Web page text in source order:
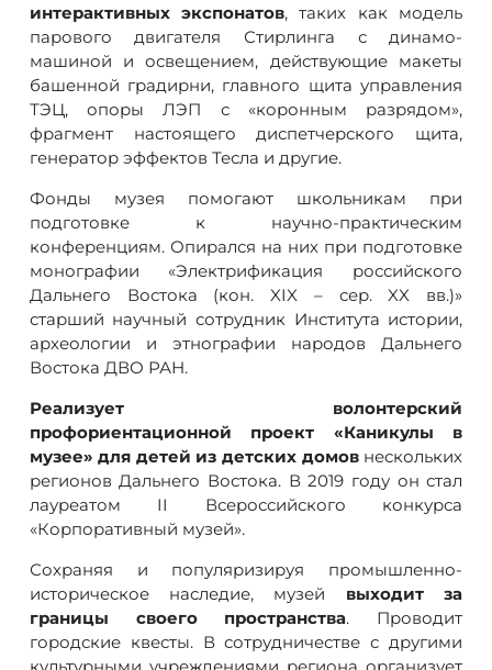
интерактивных экспонатов, таких как модель
парового двигателя Стирлинга с динамо-
машиной и освещением, действующие макеты
башенной градирни, главного щита управления
ТЭЦ, опоры ЛЭП с «коронным разрядом»,
фрагмент настоящего диспетчерского щита,
генератор эффектов Тесла и другие.
Фонды музея помогают школьникам при
подготовке к научно-практическим
конференциям. Опирался на них при подготовке
монографии «Электрификация российского
Дальнего Востока (кон. XIX – сер. XX вв.)»
старший научный сотрудник Института истории,
археологии и этнографии народов Дальнего
Востока ДВО РАН.
Реализует волонтерский
профориентационной проект «Каникулы в
музее» для детей из детских домовнескольких
регионов Дальнего Востока. В 2019 году он стал
лауреатом II Всероссийского конкурса
«Корпоративный музей».
Сохраняя и популяризируя промышленно-
историческое наследие, музей выходит за
границы своего пространства. Проводит
городские квесты. В сотрудничестве с другими
культурными учреждениями региона организует